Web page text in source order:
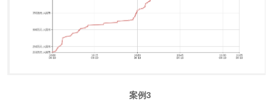
案例3